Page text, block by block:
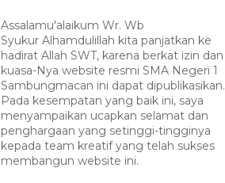
Assalamu'alaikum Wr. Wb
Syukur Alhamdulillah kita panjatkan ke
hadirat Allah SWT, karena berkat izin dan
kuasa-Nya website resmi SMA Negeri 1
Sambungmacan ini dapat dipublikasikan.
Pada kesempatan yang baik ini, saya
menyampaikan ucapkan selamat dan
penghargaan yang setinggi-tingginya
kepada team kreatif yang telah sukses
membangun website ini.